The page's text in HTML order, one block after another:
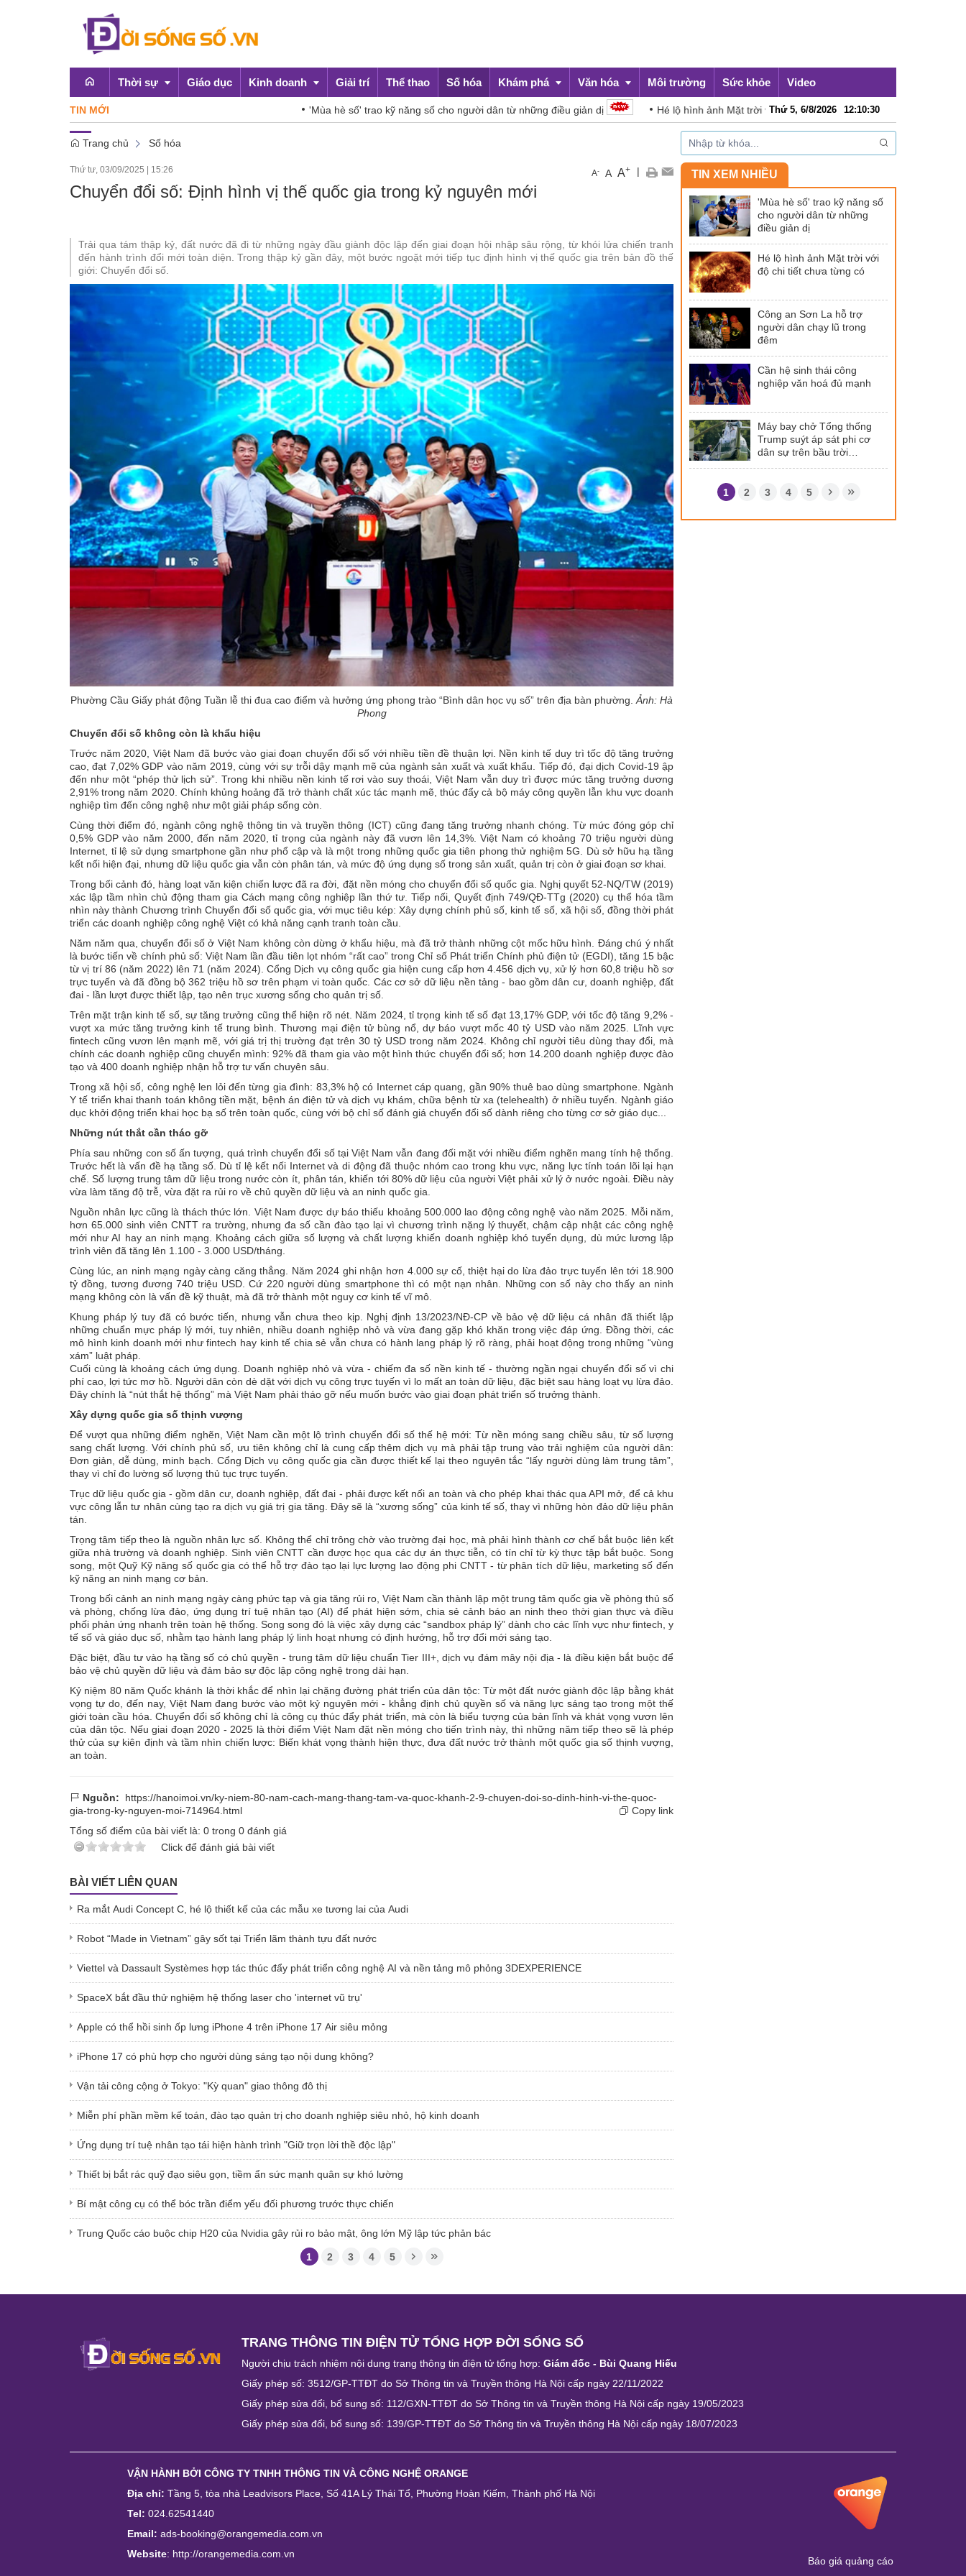
Thời sự
Emagazine
Giáo dục Kinh doanh Giải trí Thể thao Số hóa Khám phá Văn hóa Môi trường Sức khỏe Video
TIN MỚI 'Mùa hè số' trao kỹ năng số cho người dân từ những điều giản dị Hé lộ hình ảnh Mặt trời với độ chi tiết chưa từng có
Thứ 5, 6/8/2026 12:10:31
Trang chủ Số hóa
Thứ tư, 03/09/2025 15:26 A- A A+ |
Chuyển đổi số: Định hình vị thế quốc gia trong kỷ nguyên mới
Trải qua tám thập kỷ, đất nước đã đi từ những ngày đầu giành độc lập đến giai đoạn hội nhập sâu rộng, từ khói lửa chiến tranh
đến hành trình đổi mới toàn diện. Trong thập kỷ gần đây, một bước ngoặt mới tiếp tục định hình vị thế quốc gia trên bản đồ thế
giới: Chuyển đổi số.
Phường Cầu Giấy phát động Tuần lễ thi đua cao điểm và hưởng ứng phong trào “Bình dân học vụ số” trên địa bàn phường.Ảnh: Hà
Phong
Chuyển đổi số không còn là khẩu hiệu
Trước năm 2020, Việt Nam đã bước vào giai đoạn chuyển đổi số với nhiều tiền đề thuận lợi. Nền kinh tế duy trì tốc độ tăng trưởng
cao, đạt 7,02% GDP vào năm 2019, cùng với sự trỗi dậy mạnh mẽ của ngành sản xuất và xuất khẩu. Tiếp đó, đại dịch Covid-19 ập
đến như một “phép thử lịch sử”. Trong khi nhiều nền kinh tế rơi vào suy thoái, Việt Nam vẫn duy trì được mức tăng trưởng dương
2,91% trong năm 2020. Chính khủng hoảng đã trở thành chất xúc tác mạnh mẽ, thúc đẩy cả bộ máy công quyền lẫn khu vực doanh
nghiệp tìm đến công nghệ như một giải pháp sống còn.
Cùng thời điểm đó, ngành công nghệ thông tin và truyền thông (ICT) cũng đang tăng trưởng nhanh chóng. Từ mức đóng góp chỉ
0,5% GDP vào năm 2000, đến năm 2020, tỉ trọng của ngành này đã vươn lên 14,3%. Việt Nam có khoảng 70 triệu người dùng
Internet, tỉ lệ sử dụng smartphone gần như phổ cập và là một trong những quốc gia tiên phong thử nghiệm 5G. Dù sở hữu hạ tầng
kết nối hiện đại, nhưng dữ liệu quốc gia vẫn còn phân tán, và mức độ ứng dụng số trong sản xuất, quản trị còn ở giai đoạn sơ khai.
Trong bối cảnh đó, hàng loạt văn kiện chiến lược đã ra đời, đặt nền móng cho chuyển đổi số quốc gia. Nghị quyết 52-NQ/TW (2019)
xác lập tầm nhìn chủ động tham gia Cách mạng công nghiệp lần thứ tư. Tiếp nối, Quyết định 749/QĐ-TTg (2020) cụ thể hóa tầm
nhìn này thành Chương trình Chuyển đổi số quốc gia, với mục tiêu kép: Xây dựng chính phủ số, kinh tế số, xã hội số, đồng thời phát
triển các doanh nghiệp công nghệ Việt có khả năng cạnh tranh toàn cầu.
Năm năm qua, chuyển đổi số ở Việt Nam không còn dừng ở khẩu hiệu, mà đã trở thành những cột mốc hữu hình. Đáng chú ý nhất
là bước tiến về chính phủ số: Việt Nam lần đầu tiên lọt nhóm “rất cao” trong Chỉ số Phát triển Chính phủ điện tử (EGDI), tăng 15 bậc
từ vị trí 86 (năm 2022) lên 71 (năm 2024). Cổng Dịch vụ công quốc gia hiện cung cấp hơn 4.456 dịch vụ, xử lý hơn 60,8 triệu hồ sơ
trực tuyến và đã đồng bộ 362 triệu hồ sơ trên phạm vi toàn quốc. Các cơ sở dữ liệu nền tảng - bao gồm dân cư, doanh nghiệp, đất
đai - lần lượt được thiết lập, tạo nên trục xương sống cho quản trị số.
Trên mặt trận kinh tế số, sự tăng trưởng cũng thể hiện rõ nét. Năm 2024, tỉ trọng kinh tế số đạt 13,17% GDP, với tốc độ tăng 9,2% -
vượt xa mức tăng trưởng kinh tế trung bình. Thương mại điện tử bùng nổ, dự báo vượt mốc 40 tỷ USD vào năm 2025. Lĩnh vực
fintech cũng vươn lên mạnh mẽ, với giá trị thị trường đạt trên 30 tỷ USD trong năm 2024. Không chỉ người tiêu dùng thay đổi, mà
chính các doanh nghiệp cũng chuyển mình: 92% đã tham gia vào một hình thức chuyển đổi số; hơn 14.200 doanh nghiệp được đào
tạo và 400 doanh nghiệp nhận hỗ trợ tư vấn chuyên sâu.
Trong xã hội số, công nghệ len lỏi đến từng gia đình: 83,3% hộ có Internet cáp quang, gần 90% thuê bao dùng smartphone. Ngành
Y tế triển khai thanh toán không tiền mặt, bệnh án điện tử và dịch vụ khám, chữa bệnh từ xa (telehealth) ở nhiều tuyến. Ngành giáo
dục khởi động triển khai học bạ số trên toàn quốc, cùng với bộ chỉ số đánh giá chuyển đổi số dành riêng cho từng cơ sở giáo dục...
Những nút thắt cần tháo gỡ
Phía sau những con số ấn tượng, quá trình chuyển đổi số tại Việt Nam vẫn đang đối mặt với nhiều điểm nghẽn mang tính hệ thống.
Trước hết là vấn đề hạ tầng số. Dù tỉ lệ kết nối Internet và di động đã thuộc nhóm cao trong khu vực, năng lực tính toán lõi lại hạn
chế. Số lượng trung tâm dữ liệu trong nước còn ít, phân tán, khiến tới 80% dữ liệu của người Việt phải xử lý ở nước ngoài. Điều này
vừa làm tăng độ trễ, vừa đặt ra rủi ro về chủ quyền dữ liệu và an ninh quốc gia.
Nguồn nhân lực cũng là thách thức lớn. Việt Nam được dự báo thiếu khoảng 500.000 lao động công nghệ vào năm 2025. Mỗi năm,
hơn 65.000 sinh viên CNTT ra trường, nhưng đa số cần đào tạo lại vì chương trình nặng lý thuyết, chậm cập nhật các công nghệ
mới như AI hay an ninh mạng. Khoảng cách giữa số lượng và chất lượng khiến doanh nghiệp khó tuyển dụng, dù mức lương lập
trình viên đã tăng lên 1.100 - 3.000 USD/tháng.
Cùng lúc, an ninh mạng ngày càng căng thẳng. Năm 2024 ghi nhận hơn 4.000 sự cố, thiệt hại do lừa đảo trực tuyến lên tới 18.900
tỷ đồng, tương đương 740 triệu USD. Cứ 220 người dùng smartphone thì có một nạn nhân. Những con số này cho thấy an ninh
mạng không còn là vấn đề kỹ thuật, mà đã trở thành một nguy cơ kinh tế vĩ mô.
Khung pháp lý tuy đã có bước tiến, nhưng vẫn chưa theo kịp. Nghị định 13/2023/NĐ-CP về bảo vệ dữ liệu cá nhân đã thiết lập
những chuẩn mực pháp lý mới, tuy nhiên, nhiều doanh nghiệp nhỏ và vừa đang gặp khó khăn trong việc đáp ứng. Đồng thời, các
mô hình kinh doanh mới như fintech hay kinh tế chia sẻ vẫn chưa có hành lang pháp lý rõ ràng, phải hoạt động trong những “vùng
xám” luật pháp.
Cuối cùng là khoảng cách ứng dụng. Doanh nghiệp nhỏ và vừa - chiếm đa số nền kinh tế - thường ngần ngại chuyển đổi số vì chi
phí cao, lợi tức mơ hồ. Người dân còn dè dặt với dịch vụ công trực tuyến vì lo mất an toàn dữ liệu, đặc biệt sau hàng loạt vụ lừa đảo.
Đây chính là “nút thắt hệ thống” mà Việt Nam phải tháo gỡ nếu muốn bước vào giai đoạn phát triển số trưởng thành.
Xây dựng quốc gia số thịnh vượng
Để vượt qua những điểm nghẽn, Việt Nam cần một lộ trình chuyển đổi số thế hệ mới: Từ nền móng sang chiều sâu, từ số lượng
sang chất lượng. Với chính phủ số, ưu tiên không chỉ là cung cấp thêm dịch vụ mà phải tập trung vào trải nghiệm của người dân:
Đơn giản, dễ dùng, minh bạch. Cổng Dịch vụ công quốc gia cần được thiết kế lại theo nguyên tắc “lấy người dùng làm trung tâm”,
thay vì chỉ đo lường số lượng thủ tục trực tuyến.
Trục dữ liệu quốc gia - gồm dân cư, doanh nghiệp, đất đai - phải được kết nối an toàn và cho phép khai thác qua API mở, để cả khu
vực công lẫn tư nhân cùng tạo ra dịch vụ giá trị gia tăng. Đây sẽ là “xương sống” của kinh tế số, thay vì những hòn đảo dữ liệu phân
tán.
Trọng tâm tiếp theo là nguồn nhân lực số. Không thể chỉ trông chờ vào trường đại học, mà phải hình thành cơ chế bắt buộc liên kết
giữa nhà trường và doanh nghiệp. Sinh viên CNTT cần được học qua các dự án thực tiễn, có tín chỉ từ kỳ thực tập bắt buộc. Song
song, một Quỹ Kỹ năng số quốc gia có thể hỗ trợ đào tạo lại lực lượng lao động phi CNTT - từ phân tích dữ liệu, marketing số đến
kỹ năng an ninh mạng cơ bản.
Trong bối cảnh an ninh mạng ngày càng phức tạp và gia tăng rủi ro, Việt Nam cần thành lập một trung tâm quốc gia về phòng thủ số
và phòng, chống lừa đảo, ứng dụng trí tuệ nhân tạo (AI) để phát hiện sớm, chia sẻ cảnh báo an ninh theo thời gian thực và điều
phối phản ứng nhanh trên toàn hệ thống. Song song đó là việc xây dựng các “sandbox pháp lý” dành cho các lĩnh vực như fintech, y
tế số và giáo dục số, nhằm tạo hành lang pháp lý linh hoạt nhưng có định hướng, hỗ trợ đổi mới sáng tạo.
Đặc biệt, đầu tư vào hạ tầng số có chủ quyền - trung tâm dữ liệu chuẩn Tier III+, dịch vụ đám mây nội địa - là điều kiện bắt buộc để
bảo vệ chủ quyền dữ liệu và đảm bảo sự độc lập công nghệ trong dài hạn.
Kỷ niệm 80 năm Quốc khánh là thời khắc để nhìn lại chặng đường phát triển của dân tộc: Từ một đất nước giành độc lập bằng khát
vọng tự do, đến nay, Việt Nam đang bước vào một kỷ nguyên mới - khẳng định chủ quyền số và năng lực sáng tạo trong một thế
giới toàn cầu hóa. Chuyển đổi số không chỉ là công cụ thúc đẩy phát triển, mà còn là biểu tượng của bản lĩnh và khát vọng vươn lên
của dân tộc. Nếu giai đoạn 2020 - 2025 là thời điểm Việt Nam đặt nền móng cho tiến trình này, thì những năm tiếp theo sẽ là phép
thử của sự kiên định và tầm nhìn chiến lược: Biến khát vọng thành hiện thực, đưa đất nước trở thành một quốc gia số thịnh vượng,
an toàn.
Nguồn:
https://hanoimoi.vn/ky-niem-80-nam-cach-mang-thang-tam-va-quoc-khanh-2-9-chuyen-doi-so-dinh-hinh-vi-the-quoc-
gia-trong-ky-nguyen-moi-714964.html
Copy link
Tổng số điểm của bài viết là: 0 trong 0 đánh giá
Click để đánh giá bài viết
BÀI VIẾT LIÊN QUAN
Ra mắt Audi Concept C, hé lộ thiết kế của các mẫu xe tương lai của Audi
Robot “Made in Vietnam” gây sốt tại Triển lãm thành tựu đất nước
Viettel và Dassault Systèmes hợp tác thúc đẩy phát triển công nghệ AI và nền tảng mô phỏng 3DEXPERIENCE
SpaceX bắt đầu thử nghiệm hệ thống laser cho 'internet vũ trụ'
Apple có thể hồi sinh ốp lưng iPhone 4 trên iPhone 17 Air siêu mỏng
iPhone 17 có phù hợp cho người dùng sáng tạo nội dung không?
Vận tải công cộng ở Tokyo: "Kỳ quan" giao thông đô thị
Miễn phí phần mềm kế toán, đào tạo quản trị cho doanh nghiệp siêu nhỏ, hộ kinh doanh
Ứng dụng trí tuệ nhân tạo tái hiện hành trình "Giữ trọn lời thề độc lập"
Thiết bị bắt rác quỹ đạo siêu gọn, tiềm ẩn sức mạnh quân sự khó lường
Bí mật công cụ có thể bóc trần điểm yếu đối phương trước thực chiến
Trung Quốc cáo buộc chip H20 của Nvidia gây rủi ro bảo mật, ông lớn Mỹ lập tức phản bác
1 2 3 4 5
TIN XEM NHIỀU
'Mùa hè số' trao kỹ năng số
cho người dân từ những
điều giản dị
Hé lộ hình ảnh Mặt trời với
độ chi tiết chưa từng có
Công an Sơn La hỗ trợ
người dân chạy lũ trong
đêm
Cần hệ sinh thái công
nghiệp văn hoá đủ mạnh
Máy bay chở Tổng thống
Trump suýt áp sát phi cơ
dân sự trên bầu trời
1 2 3 4 5
TRANG THÔNG TIN ĐIỆN TỬ TỔNG HỢP ĐỜI SỐNG SỐ
Người chịu trách nhiệm nội dung trang thông tin điện tử tổng hợp: Giám đốc - Bùi Quang Hiếu
Giấy phép số: 3512/GP-TTĐT do Sở Thông tin và Truyền thông Hà Nội cấp ngày 22/11/2022
Giấy phép sửa đổi, bổ sung số: 112/GXN-TTĐT do Sở Thông tin và Truyền thông Hà Nội cấp ngày 19/05/2023
Giấy phép sửa đổi, bổ sung số: 139/GP-TTĐT do Sở Thông tin và Truyền thông Hà Nội cấp ngày 18/07/2023
VẬN HÀNH BỞI CÔNG TY TNHH THÔNG TIN VÀ CÔNG NGHỆ ORANGE
Địa chỉ: Tầng 5, tòa nhà Leadvisors Place, Số 41A Lý Thái Tổ, Phường Hoàn Kiếm, Thành phố Hà Nội
Tel: 024.62541440
Email: ads-booking@orangemedia.com.vn
Website: http://orangemedia.com.vn
Báo giá quảng cáo